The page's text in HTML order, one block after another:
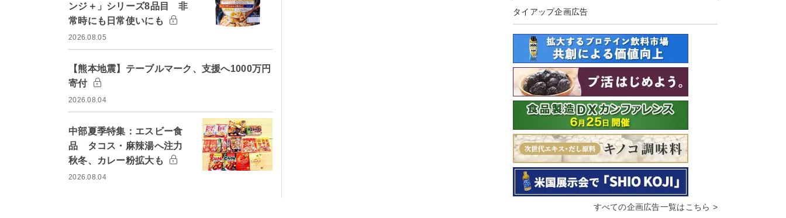
ンジ＋」シリーズ8品目 非
常時にも日常使いにも
2026.08.05
【熊本地震】テーブルマーク、支援へ1000万円
寄付
2026.08.04
中部夏季特集：エスビー食
品 タコス・麻辣湯へ注力
秋冬、カレー粉拡大も
2026.08.04
タイアップ企画広告
すべての企画広告一覧はこちら >